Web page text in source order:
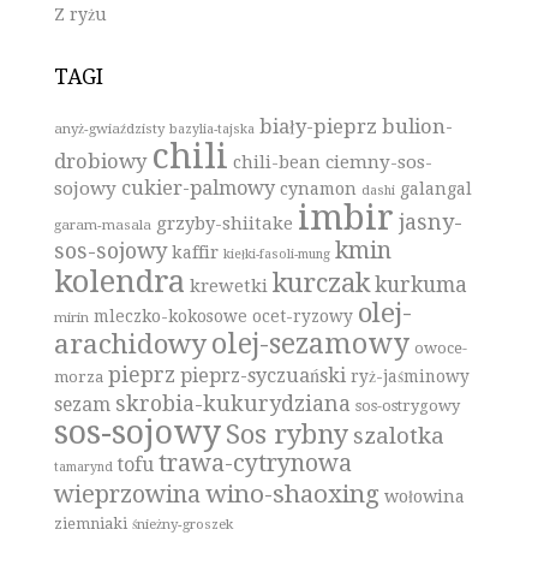
Z ryżu
TAGI
anyż-gwiaździsty bazylia-tajska biały-pieprz bulion-
drobiowy chili chili-bean ciemny-sos-
sojowy cukier-palmowy cynamon dashi galangal
garam-masala grzyby-shiitake imbir jasny-
sos-sojowy kaffir kiełki-fasoli-mung kmin
kolendra krewetki kurczak kurkuma
mirin mleczko-kokosowe ocet-ryzowy olej-
arachidowy olej-sezamowy owoce-
morza pieprz pieprz-syczuański ryż-jaśminowy
sezam skrobia-kukurydziana sos-ostrygowy
sos-sojowy Sos rybny szalotka
tamarynd tofu trawa-cytrynowa
wieprzowinawino-shaoxing wołowina
ziemniaki śnieżny-groszek